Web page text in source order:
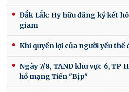
Đắk Lắk: Hy hữu đăng ký kết
giam
Khi quyền lợi của người yếu thế
Ngày 7/8, TAND khu vực 6, TP
hồ mạng Tiến "Bịp"